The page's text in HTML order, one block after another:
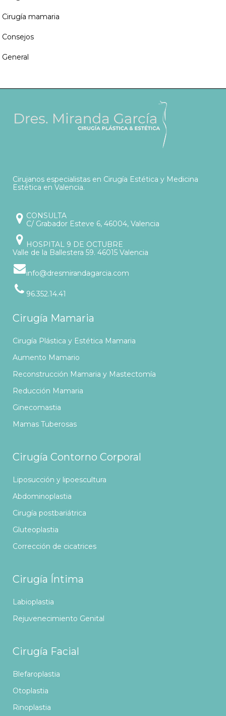
Cirugía mamaria
Consejos
General
Cirujanos especialistas en Cirugía Estética y Medicina
Estética en Valencia.
CONSULTA
C/ Grabador Esteve 6, 46004, Valencia
HOSPITAL 9 DE OCTUBRE
Valle de la Ballestera 59. 46015 Valencia
info@dresmirandagarcia.com
96.352.14.41
Cirugía Mamaria
Cirugía Plástica y Estética Mamaria
Aumento Mamario
Reconstrucción Mamaria y Mastectomía
Reducción Mamaria
Ginecomastia
Mamas Tuberosas
Cirugía Contorno Corporal
Liposucción y lipoescultura
Abdominoplastia
Cirugía postbariátrica
Gluteoplastia
Corrección de cicatrices
Cirugía Íntima
Labioplastia
Rejuvenecimiento Genital
Cirugía Facial
Blefaroplastia
Otoplastia
Rinoplastia